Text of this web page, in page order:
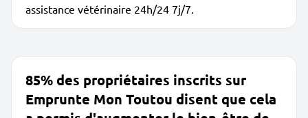
assistance vétérinaire 24h/24 7j/7.
85% des propriétaires inscrits sur
Emprunte Mon Toutou disent que cela